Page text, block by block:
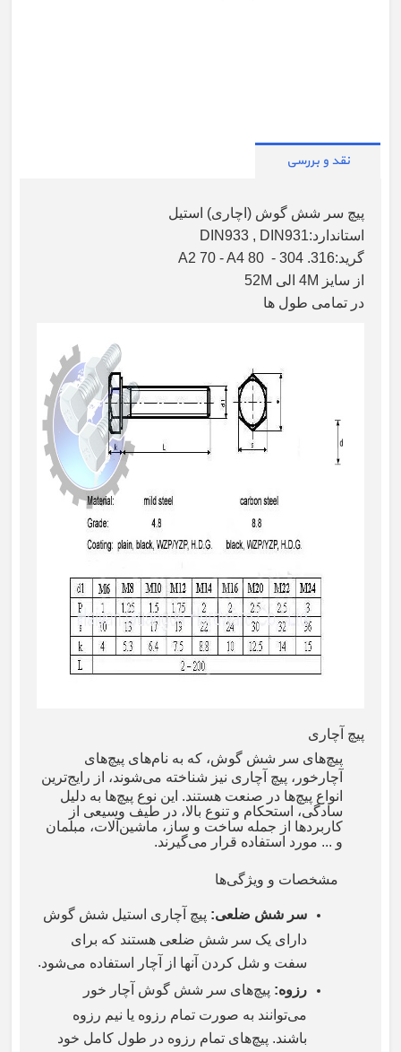
نقد و بررسی
پیچ سر شش گوش (اچاری) استیل
استاندارد:DIN933 , DIN931
گرید:A2 70 - A4 80 - 304 .316
از سایز 4M الی 52M
در تمامی طول ها
پیچ آچاری
پیچ‌های سر شش گوش، که به نام‌های پیچ‌های
آچارخور، پیچ‌ آچاری نیز شناخته می‌شوند، از رایج‌ترین
انواع پیچ‌ها در صنعت هستند. این نوع پیچ‌ها به دلیل
سادگی، استحکام و تنوع بالا، در طیف وسیعی از
کاربردها از جمله ساخت و ساز، ماشین‌آلات، مبلمان
و ... مورد استفاده قرار می‌گیرند.
مشخصات و ویژگی‌ها
سر شش ضلعی: پیچ آچاری استیل شش گوش
دارای یک سر شش ضلعی هستند که برای
سفت و شل کردن آنها از آچار استفاده می‌شود.
رزوه: پیچ‌های سر شش گوش آچار خور
می‌توانند به صورت تمام رزوه یا نیم رزوه
باشند. پیچ‌های تمام رزوه در طول کامل خود